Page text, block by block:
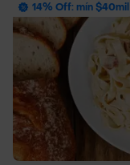
14% Off: mín $40mil